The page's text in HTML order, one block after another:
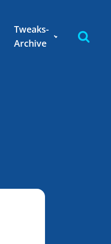
Tweaks-
Archive